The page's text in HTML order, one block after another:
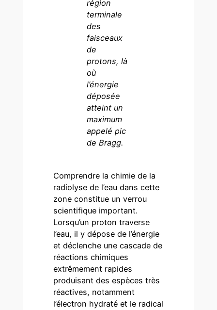
région
terminale
des
faisceaux
de
protons, là
où
l’énergie
déposée
atteint un
maximum
appelé pic
de Bragg.
Comprendre la chimie de la
radiolyse de l’eau dans cette
zone constitue un verrou
scientifique important.
Lorsqu’un proton traverse
l’eau, il y dépose de l’énergie
et déclenche une cascade de
réactions chimiques
extrêmement rapides
produisant des espèces très
réactives, notamment
l’électron hydraté et le radical